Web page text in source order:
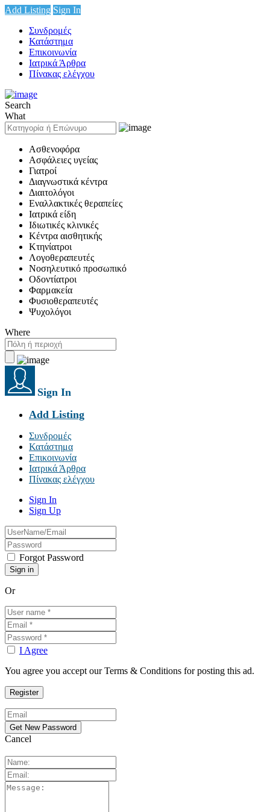
Add Listing Sign In
Συνδρομές
Κατάστημα
Επικοινωνία
Ιατρικά Άρθρα
Πίνακας ελέγχου
Search
What
Ασθενοφόρα
Ασφάλειες υγείας
Γιατροί
Διαγνωστικά κέντρα
Διαιτολόγοι
Εναλλακτικές θεραπείες
Ιατρικά είδη
Ιδιωτικές κλινικές
Κέντρα αισθητικής
Κτηνίατροι
Λογοθεραπευτές
Νοσηλευτικό προσωπικό
Οδοντίατροι
Φαρμακεία
Φυσιοθεραπευτές
Ψυχολόγοι
Where
Sign In
Add Listing
Συνδρομές
Κατάστημα
Επικοινωνία
Ιατρικά Άρθρα
Πίνακας ελέγχου
Sign In
Sign Up
Forgot Password
Or
I Agree
You agree you accept our Terms & Conditions for posting this ad.
Cancel